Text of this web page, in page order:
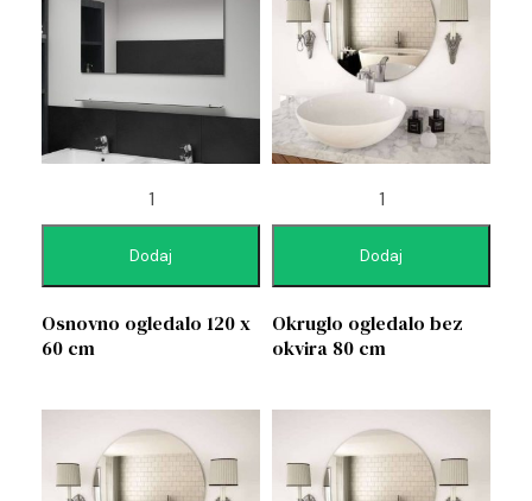
Dodaj
Osnovno ogledalo 120 x
60 cm
Dodaj
Okruglo ogledalo bez
okvira 80 cm